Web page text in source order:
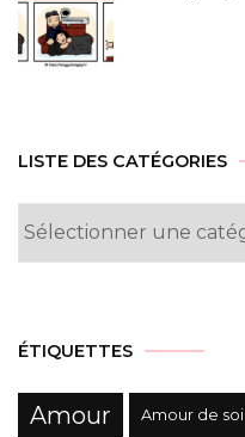
LISTE DES CATÉGORIES
ÉTIQUETTES
Amour Amour de soi